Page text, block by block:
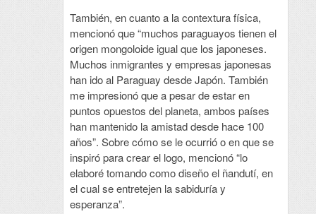
También, en cuanto a la contextura física,
mencionó que “muchos paraguayos tienen el
origen mongoloide igual que los japoneses.
Muchos inmigrantes y empresas japonesas
han ido al Paraguay desde Japón. También
me impresionó que a pesar de estar en
puntos opuestos del planeta, ambos países
han mantenido la amistad desde hace 100
años”. Sobre cómo se le ocurrió o en que se
inspiró para crear el logo, mencionó “lo
elaboré tomando como diseño el ñandutí, en
el cual se entretejen la sabiduría y
esperanza”.